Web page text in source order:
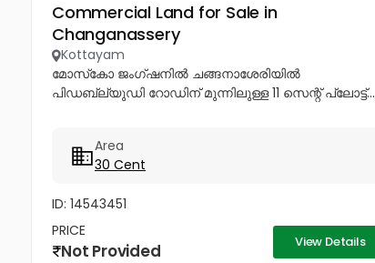
Commercial Land for Sale in
Changanassery
Kottayam
മോസ്‌കോ ജംഗ്ഷനിൽ ചങ്ങനാശേരിയിൽ
പിഡബ്ല്യുഡി റോഡിന് മുന്നിലുള്ള 11 സെന്റ് പ്ലോട്ട്...
Area
30 Cent
ID: 14543451
PRICE
Not Provided View Details